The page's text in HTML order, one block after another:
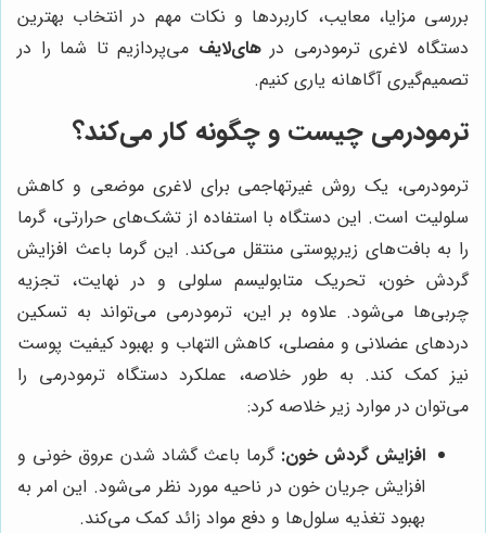
بررسی مزایا، معایب، کاربردها و نکات مهم در انتخاب بهترین
دستگاه لاغری ترمودرمی درهای‌لایف می‌پردازیم تا شما را در
تصمیم‌گیری آگاهانه یاری کنیم.
ترمودرمی چیست و چگونه کار می‌کند؟
ترمودرمی، یک روش غیرتهاجمی برای لاغری موضعی و کاهش
سلولیت است. این دستگاه با استفاده از تشک‌های حرارتی، گرما
را به بافت‌های زیرپوستی منتقل می‌کند. این گرما باعث افزایش
گردش خون، تحریک متابولیسم سلولی و در نهایت، تجزیه
چربی‌ها می‌شود. علاوه بر این، ترمودرمی می‌تواند به تسکین
دردهای عضلانی و مفصلی، کاهش التهاب و بهبود کیفیت پوست
نیز کمک کند. به طور خلاصه، عملکرد دستگاه ترمودرمی را
می‌توان در موارد زیر خلاصه کرد:
افزایش گردش خون: گرما باعث گشاد شدن عروق خونی و
افزایش جریان خون در ناحیه مورد نظر می‌شود. این امر به
بهبود تغذیه سلول‌ها و دفع مواد زائد کمک می‌کند.